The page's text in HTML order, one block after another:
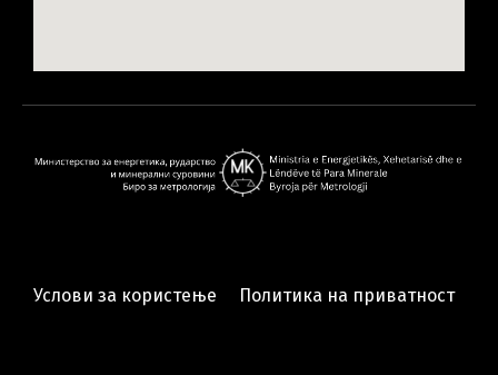
Услови за користење Политика на приватност